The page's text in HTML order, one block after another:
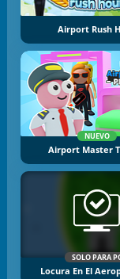
Airport Rush
NUEVO
Airport Master
SOLO PARA
Locura En El